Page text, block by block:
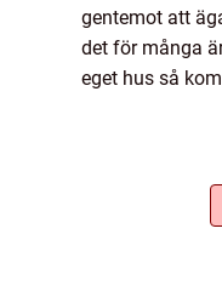
gentemot att
det för många
eget hus så